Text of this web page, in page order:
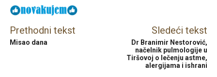
Prethodni tekst
Misao dana
Sledeći tekst
Dr Branimir Nestorović,
načelnik pulmologije u
Tiršovoj o lečenju astme,
alergijama i ishrani